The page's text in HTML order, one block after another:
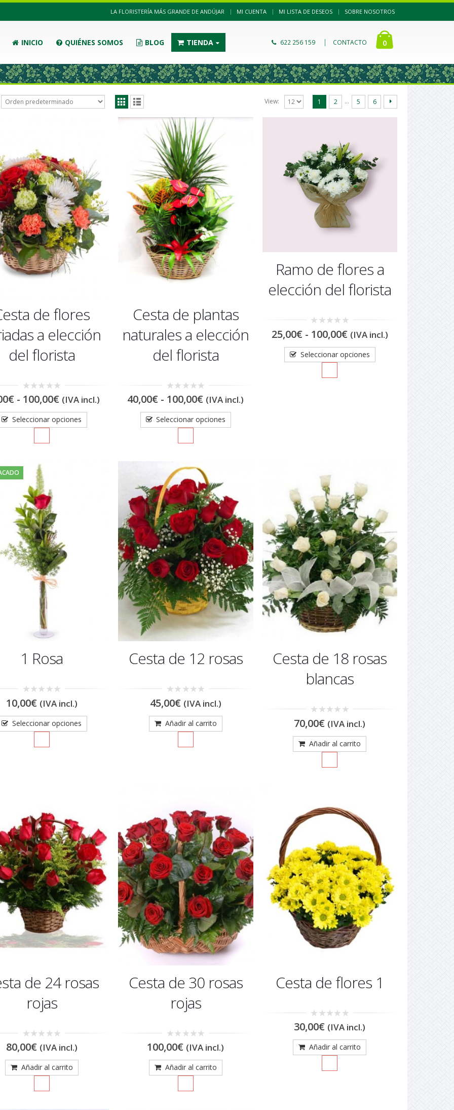
LA FLORISTERÍA MÁS GRANDE DE ANDÚJAR | MI CUENTA MI LISTA DE DESEOS SOBRE NOSOTROS
INICIO QUIÉNES SOMOS BLOG TIENDA 622 256 159 | CONTACTO 0
View: 1 2 … 5 6
de flores
a elección
del florista
out
5
€ - 100,00€Rango
de
precios:
desde
(IVA incl.)
Seleccionar opciones
Cesta de plantas
naturales a elección
del florista
out
5
40,00€ - 100,00€Rango
de
precios:
desde
(IVA incl.)
Seleccionar opciones
Ramo de flores a
elección del florista
out
5
25,00€ - 100,00€Rango
de
precios:
desde
(IVA incl.)
Seleccionar opciones
1 Rosa
0
out
5
10,00€ (IVA incl.)
Seleccionar opciones
Cesta de 12 rosas
0
out
45,00€ (IVA incl.)
Añadir al carrito
Cesta de 18 rosas
blancas
0
out
5
70,00€ (IVA incl.)
Añadir al carrito
de 24 rosas
rojas
0
out
80,00€ (IVA incl.)
Añadir al carrito
Cesta de 30 rosas
rojas
0
out
100,00€ (IVA incl.)
Añadir al carrito
Cesta de flores 1
0
out
5
30,00€ (IVA incl.)
Añadir al carrito